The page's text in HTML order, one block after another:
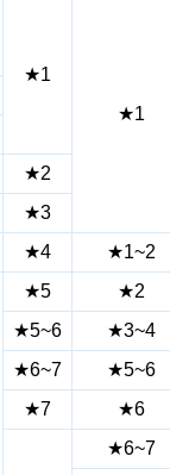
★1
★1
★2
★3
★4
★1~2
★5
★2
★5~6
★3~4
★6~7
★5~6
★7
★6
★6~7